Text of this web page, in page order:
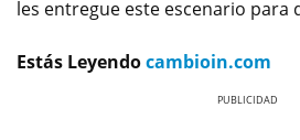
les entregue este escenario para
Estás Leyendocambioin.com